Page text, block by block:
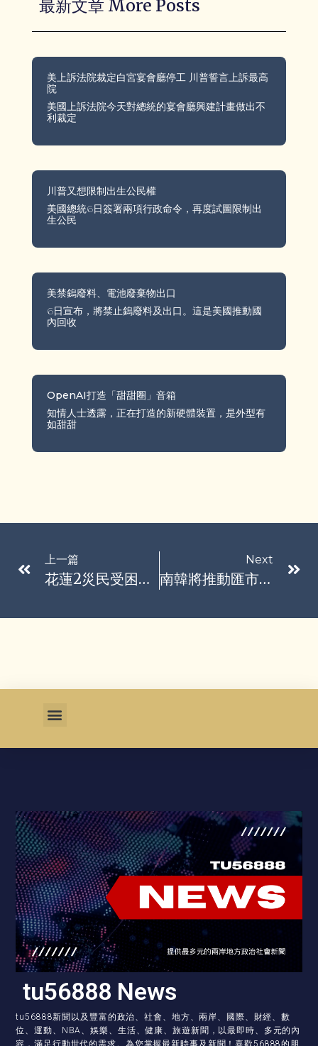
最新文章 More Posts
美上訴法院裁定白宮宴會廳停工 川普誓言上訴最高
院
美國上訴法院今天對總統的宴會廳興建計畫做出不
利裁定
川普又想限制出生公民權
美國總統6日簽署兩項行政命令，再度試圖限制出
生公民
美禁鎢廢料、電池廢棄物出口
6日宣布，將禁止鎢廢料及出口。這是美國推動國
內回收
OpenAI打造「甜甜圈」音箱
知情人士透露，正在打造的新硬體裝置，是外型有
如甜甜
上一篇
花蓮2災民受困無藥用！衛福部派無人機送藥 飛3分鐘抵達成創舉
Next
南韓將推動匯市24小時交易 力拚進入MSCI已開發市場
tu56888 News
tu56888新聞以及豐富的政治、社會、地方、兩岸、國際、財經、數
位、運動、NBA、娛樂、生活、健康、旅遊新聞，以最即時、多元的內
容，滿足行動世代的需求。為您掌握最新時事及新聞！喜歡56888的朋